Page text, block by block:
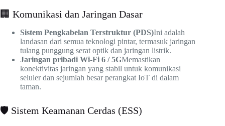
🏢 Komunikasi dan Jaringan Dasar
Sistem Pengkabelan Terstruktur (PDS)Ini adalah
landasan dari semua teknologi pintar, termasuk jaringan
tulang punggung serat optik dan jaringan listrik.
Jaringan pribadi Wi-Fi 6 / 5GMemastikan
konektivitas jaringan yang stabil untuk komunikasi
seluler dan sejumlah besar perangkat IoT di dalam
taman.
🛡️ Sistem Keamanan Cerdas (ESS)